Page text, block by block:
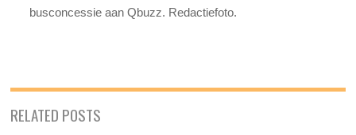
busconcessie aan Qbuzz. Redactiefoto.
RELATED POSTS